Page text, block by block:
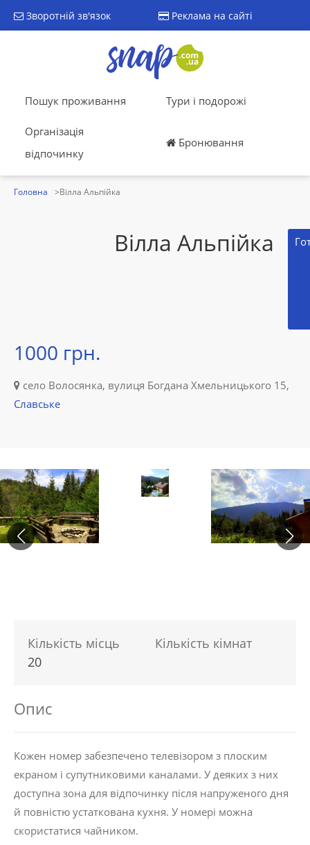
Зворотній зв'язок Реклама на сайті
Пошук проживання Тури і подорожі
Організація
відпочинку
Бронювання
Головна Вілла Альпійка
Вілла Альпійка
1000 грн.
село Волосянка, вулиця Богдана Хмельницького 15,
Славське
Кількість місць
20
Кількість кімнат
Опис
Кожен номер забезпечено телевізором з плоским
екраном і супутниковими каналами. У деяких з них
доступна зона для відпочинку після напруженого дня
й повністю устаткована кухня. У номері можна
скористатися чайником.